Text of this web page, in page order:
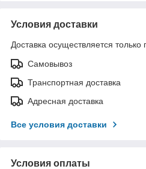
Условия доставки
Доставка осуществляется только
Самовывоз
Транспортная доставка
Адресная доставка
Все условия доставки
Условия оплаты